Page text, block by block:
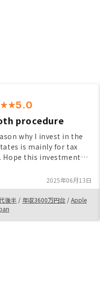
5.0
procedure
why I invest in the
is mainly for tax
Hope this investment
2025年06月13日
後半 / 年収3600万円台 /Apple